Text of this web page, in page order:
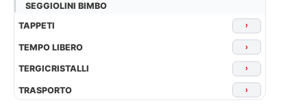
SEGGIOLINI BIMBO
TAPPETI
›
TEMPO LIBERO ›
TERGICRISTALLI ›
TRASPORTO ›